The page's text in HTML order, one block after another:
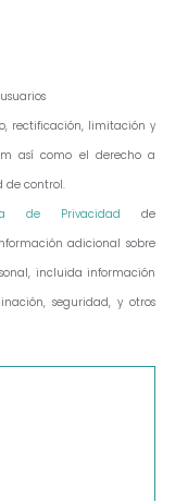
rectificación, limitación y
así como el derecho a
de control.
de Privacidad de
adicional sobre
incluida información
seguridad, y otros